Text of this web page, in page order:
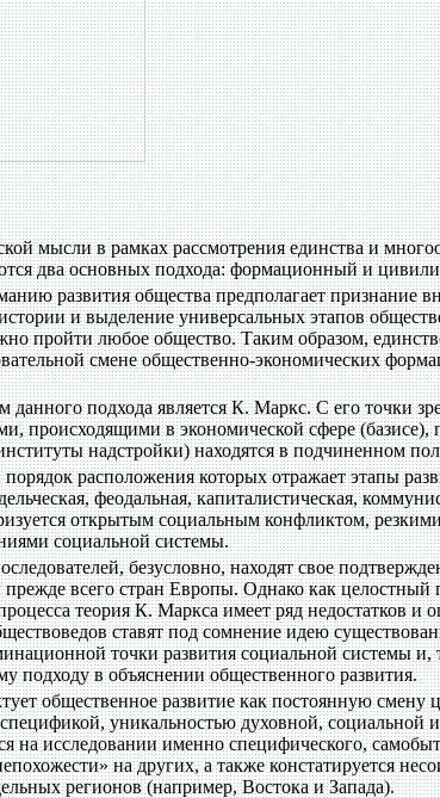
мысли в рамках рассмотрения единства и
два основных подхода: формационный и
развития общества предполагает признание
и выделение универсальных этапов
пройти любое общество. Таким образом,
смене общественно-экономических
данного подхода является К. Маркс. С его точки
происходящими в экономической сфере
надстройки) находятся в подчиненном
расположения которых отражает этапы
феодальная, капиталистическая,
открытым социальным конфликтом,
социальной системы.
безусловно, находят свое
всего стран Европы. Однако как целостный
теория К. Маркса имеет ряд недостатков и
ставят под сомнение идею
точки развития социальной системы и,
подходу в объяснении общественного развития.
общественное развитие как постоянную смену
уникальностью духовной, социальной
на исследовании именно специфического,
на других, а также констатируется
регионов (например, Востока и Запада).